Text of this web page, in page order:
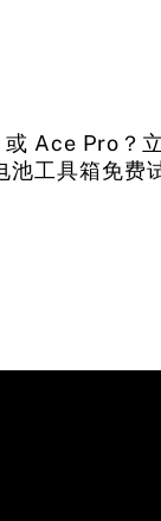
Ace Pro？
工具箱免费